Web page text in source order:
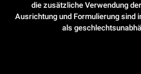
die zusätzliche Verwendung
Ausrichtung und Formulierung sind
als